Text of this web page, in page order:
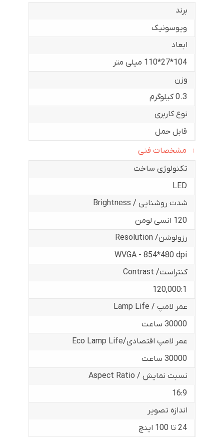
برند
ویوسونیک
ابعاد
104*27*110 میلی متر
وزن
0.3 کیلوگرم
نوع کاربری
قابل حمل
مشخصات فنی
تکنولوژی ساخت
LED
شدت روشنایی / Brightness
120 انسی لومن
رزولوشن/ Resolution
WVGA - 854*480 dpi
کنتراست/ Contrast
120,000:1
عمر لامپ / Lamp Life
30000 ساعت
عمر لامپ اقتصادی/Eco Lamp Life
30000 ساعت
نسبت نمایش / Aspect Ratio
16:9
اندازه تصویر
24 تا 100 اینچ